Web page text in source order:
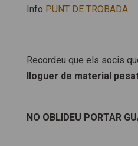
Info PUNT DE TROBADA
Recordeu que els socis
lloguer de material
NO OBLIDEU PORTAR